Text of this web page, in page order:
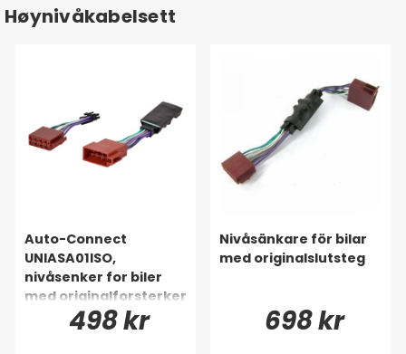
Høynivåkabelsett
Auto-Connect
UNIASA01ISO,
nivåsenker for biler
med originalforsterker
498 kr
Nivåsänkare för bilar
med originalslutsteg
698 kr